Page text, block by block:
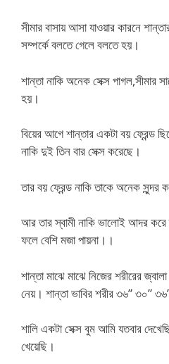
সীমার বাসায় আসা যাওয়ার কারনে
সম্পর্কে বলতে গেলে বলতে হয়।
শান্তা নাকি অনেক সেক্স পাগল,সীমার
হয়।
বিয়ের আগে শান্তার একটা বয় ফ্রেন্ড
নাকি দুই তিন বার সেক্স করেছে।
তার বয় ফ্রেন্ড নাকি তাকে অনেক
আর তার স্বামী নাকি ভালোই আদর করে
ফলে বেশি মজা পায়না।।
শান্তা মাঝে মাঝে নিজের শরীরের
নেয়। শান্তা ভাবির শরীর ৩৬” ৩০”
শালি একটা সেক্স বুম আমি যতবার
খেয়েছি।